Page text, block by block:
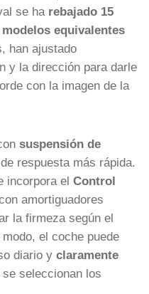
se ha rebajado 15
equivalentes
han ajustado
y la dirección para darle
con la imagen de la
suspensión de
respuesta más rápida.
incorpora el Control
amortiguadores
la firmeza según el
el coche puede
diario y claramente
se seleccionan los